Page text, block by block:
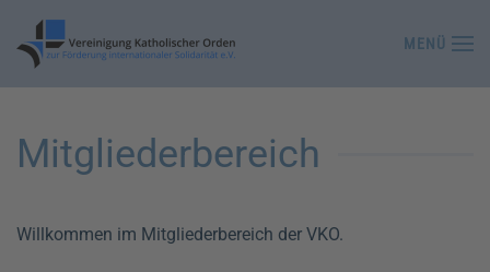
Zum Hauptinhalt springen
MENÜ
Mitgliederbereich
Willkommen im Mitgliederbereich der VKO.